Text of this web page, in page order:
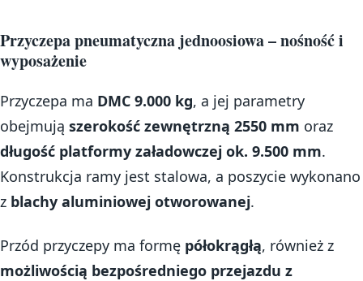
Przyczepa pneumatyczna jednoosiowa – nośność i
wyposażenie
Przyczepa ma DMC 9.000 kg, a jej parametry
obejmują szerokość zewnętrzną 2550 mm oraz
długość platformy załadowczej ok. 9.500 mm.
Konstrukcja ramy jest stalowa, a poszycie wykonano
z blachy aluminiowej otworowanej.
Przód przyczepy ma formę półokrągłą, również z
możliwością bezpośredniego przejazdu z